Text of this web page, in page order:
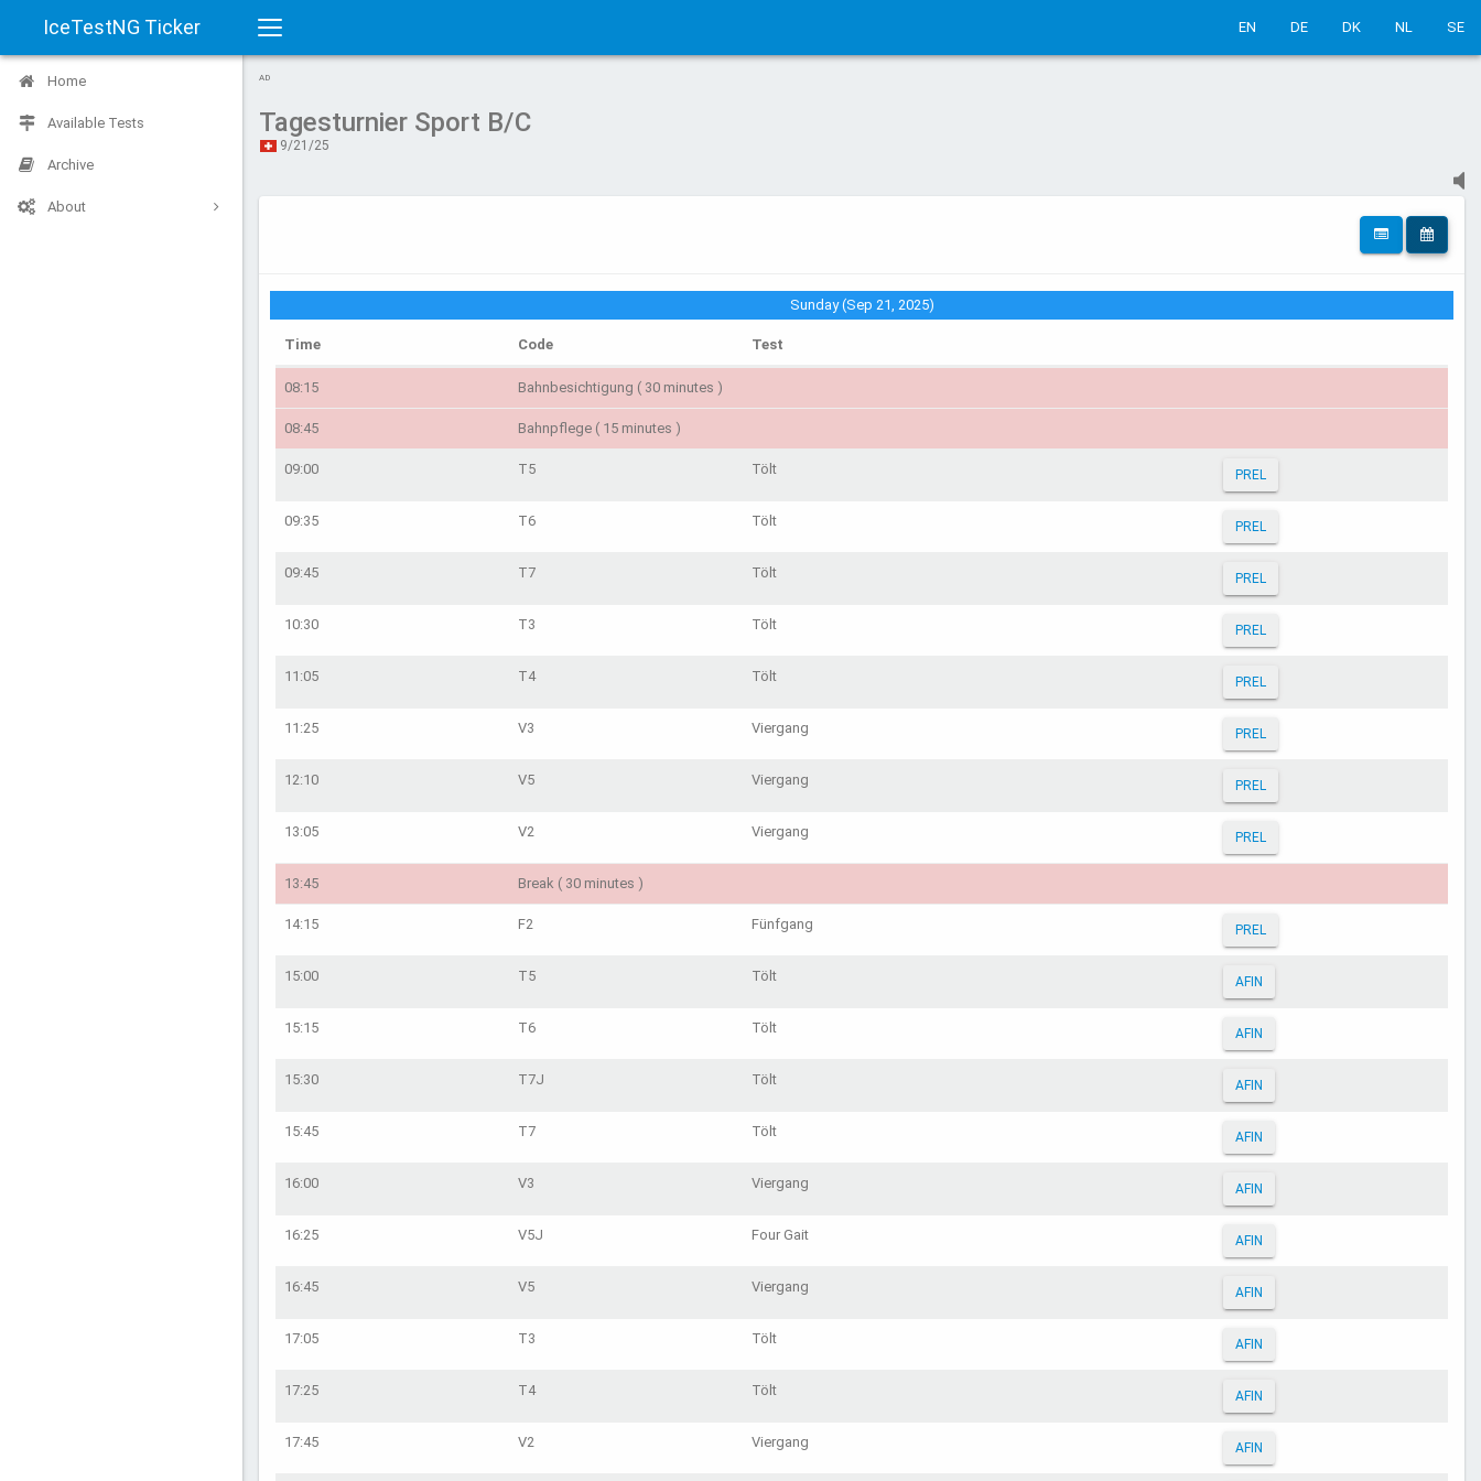
IceTestNG Ticker
Toggle
navigation
EN DE DK NL SE
Home
Available Tests
Archive
About
AD
Tagesturnier Sport B/C
9/21/25
Sunday (Sep 21, 2025)
Time Code Test
08:15 Bahnbesichtigung ( 30 minutes )
08:45 Bahnpflege ( 15 minutes )
09:00 T5 Tölt PREL
09:35 T6 Tölt PREL
09:45 T7 Tölt PREL
10:30 T3 Tölt PREL
11:05 T4 Tölt PREL
11:25 V3 Viergang PREL
12:10 V5 Viergang PREL
13:05 V2 Viergang PREL
13:45 Break ( 30 minutes )
14:15 F2 Fünfgang PREL
15:00 T5 Tölt AFIN
15:15 T6 Tölt AFIN
15:30 T7J Tölt AFIN
15:45 T7 Tölt AFIN
16:00 V3 Viergang AFIN
16:25 V5J Four Gait AFIN
16:45 V5 Viergang AFIN
17:05 T3 Tölt AFIN
17:25 T4 Tölt AFIN
17:45 V2 Viergang AFIN